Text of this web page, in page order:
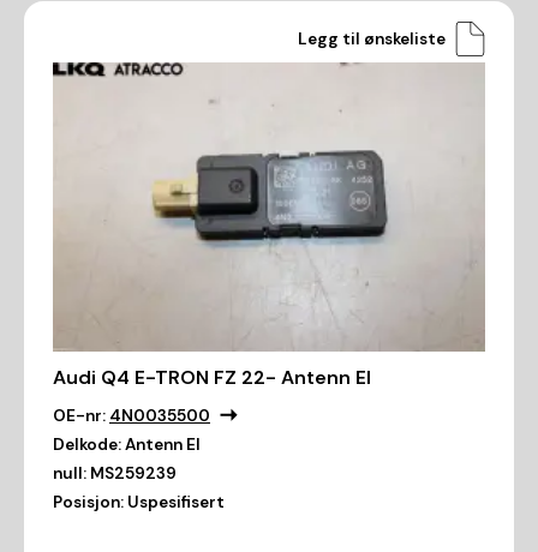
Legg til ønskeliste
Audi Q4 E-TRON FZ 22- Antenn El
OE-nr: 4N0035500
Delkode:Antenn El
null: MS259239
Posisjon: Uspesifisert